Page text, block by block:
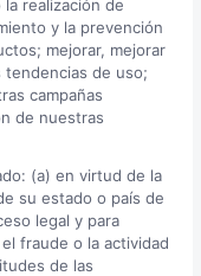
realización de
y la prevención
mejorar, mejorar
tendencias de uso;
campañas
de nuestras
(a) en virtud de la
su estado o país de
legal y para
fraude o la actividad
de las